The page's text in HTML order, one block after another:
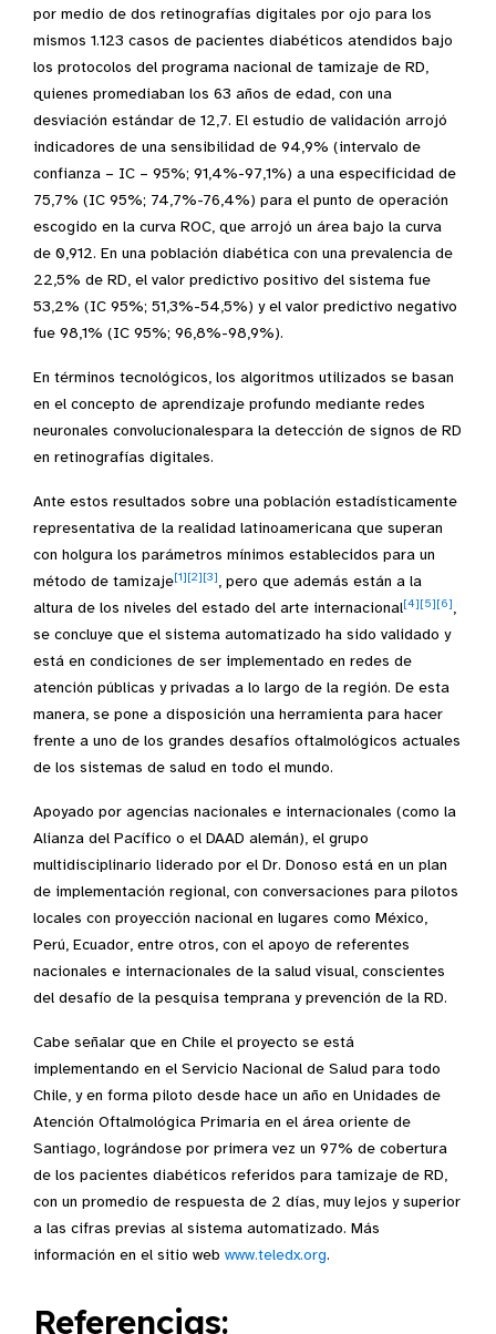
por medio de dos retinografías digitales por ojo para los
mismos 1.123 casos de pacientes diabéticos atendidos bajo
los protocolos del programa nacional de tamizaje de RD,
quienes promediaban los 63 años de edad, con una
desviación estándar de 12,7. El estudio de validación arrojó
indicadores de una sensibilidad de 94,9% (intervalo de
confianza – IC – 95%; 91,4%-97,1%) a una especificidad de
75,7% (IC 95%; 74,7%-76,4%) para el punto de operación
escogido en la curva ROC, que arrojó un área bajo la curva
de 0,912. En una población diabética con una prevalencia de
22,5% de RD, el valor predictivo positivo del sistema fue
53,2% (IC 95%; 51,3%-54,5%) y el valor predictivo negativo
fue 98,1% (IC 95%; 96,8%-98,9%).
En términos tecnológicos, los algoritmos utilizados se basan
en el concepto de aprendizaje profundo mediante redes
neuronales convolucionalespara la detección de signos de RD
en retinografías digitales.
Ante estos resultados sobre una población estadísticamente
representativa de la realidad latinoamericana que superan
con holgura los parámetros mínimos establecidos para un
método de tamizaje[1][2][3], pero que además están a la
altura de los niveles del estado del arte internacional[4][5][6],
se concluye que el sistema automatizado ha sido validado y
está en condiciones de ser implementado en redes de
atención públicas y privadas a lo largo de la región. De esta
manera, se pone a disposición una herramienta para hacer
frente a uno de los grandes desafíos oftalmológicos actuales
de los sistemas de salud en todo el mundo.
Apoyado por agencias nacionales e internacionales (como la
Alianza del Pacífico o el DAAD alemán), el grupo
multidisciplinario liderado por el Dr. Donoso está en un plan
de implementación regional, con conversaciones para pilotos
locales con proyección nacional en lugares como México,
Perú, Ecuador, entre otros, con el apoyo de referentes
nacionales e internacionales de la salud visual, conscientes
del desafío de la pesquisa temprana y prevención de la RD.
Cabe señalar que en Chile el proyecto se está
implementando en el Servicio Nacional de Salud para todo
Chile, y en forma piloto desde hace un año en Unidades de
Atención Oftalmológica Primaria en el área oriente de
Santiago, lográndose por primera vez un 97% de cobertura
de los pacientes diabéticos referidos para tamizaje de RD,
con un promedio de respuesta de 2 días, muy lejos y superior
a las cifras previas al sistema automatizado. Más
información en el sitio web www.teledx.org.
Referencias: